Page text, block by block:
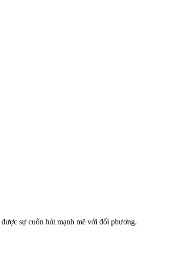
sự cuốn hút mạnh mẽ với đối phương.